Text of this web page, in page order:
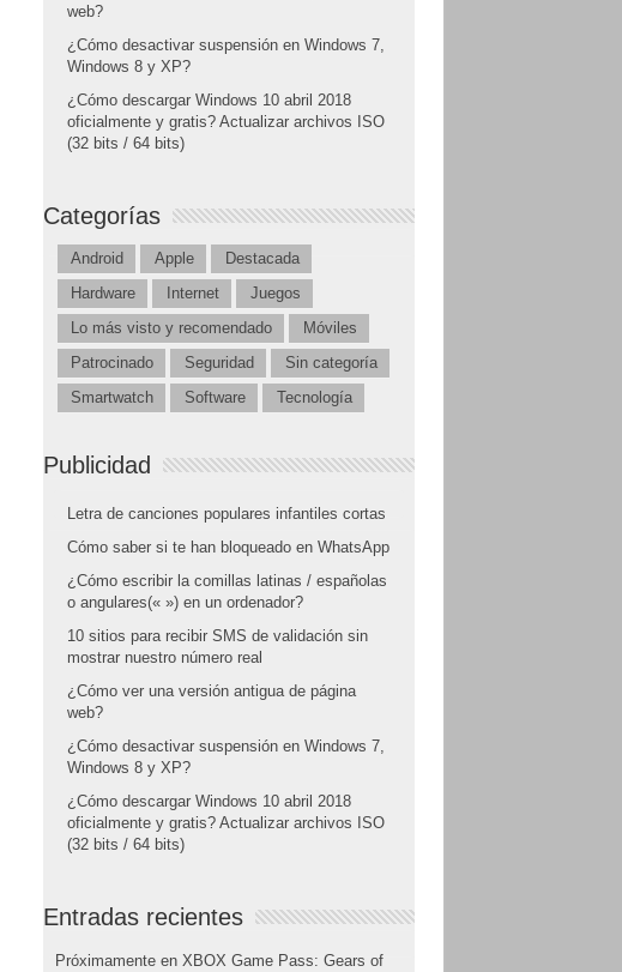
web?
¿Cómo desactivar suspensión en Windows 7,
Windows 8 y XP?
¿Cómo descargar Windows 10 abril 2018
oficialmente y gratis? Actualizar archivos ISO
(32 bits / 64 bits)
Categorías
Android Apple
Destacada
Hardware
Internet
Juegos
Lo más visto y recomendado
Móviles
Patrocinado
Seguridad
Sin categoría
Smartwatch
Software Tecnología
Publicidad
Letra de canciones populares infantiles cortas
Cómo saber si te han bloqueado en WhatsApp
¿Cómo escribir la comillas latinas / españolas
o angulares(« ») en un ordenador?
10 sitios para recibir SMS de validación sin
mostrar nuestro número real
¿Cómo ver una versión antigua de página
web?
¿Cómo desactivar suspensión en Windows 7,
Windows 8 y XP?
¿Cómo descargar Windows 10 abril 2018
oficialmente y gratis? Actualizar archivos ISO
(32 bits / 64 bits)
Entradas recientes
Próximamente en XBOX Game Pass: Gears of